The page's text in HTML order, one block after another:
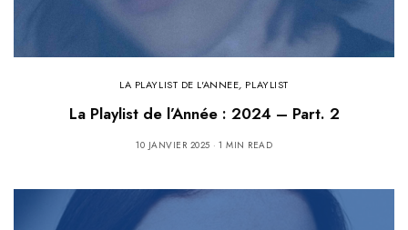
LA PLAYLIST DE L'ANNEE, PLAYLIST
La Playlist de l’Année : 2024 – Part. 2
10 JANVIER 2025 1 MIN READ